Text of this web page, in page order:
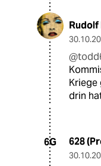
Kriege
drin
6G 628